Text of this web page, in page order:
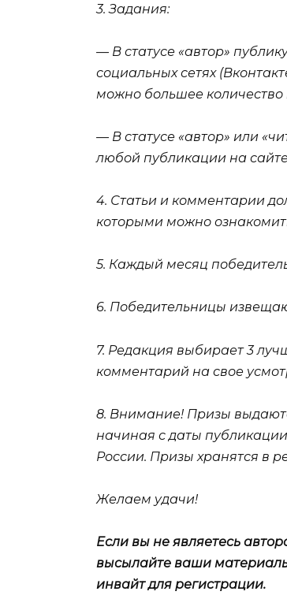
3. Задания:
— В статусе «автор»
социальных сетях
можно большее количество
— В статусе «автор» или
любой публикации на
4. Статьи и комментарии
которыми можно
5. Каждый месяц
6. Победительницы
7. Редакция выбирает 3
комментарий на свое
8. Внимание! Призы
начиная с даты
России. Призы хранятся в
Желаем удачи!
Если вы не являетесь
высылайте ваши
инвайт для регистрации.